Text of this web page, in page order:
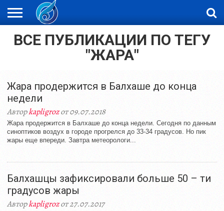
ЖАҢАЛЫҚТАР
НОВОСТИ
ВИДЕО
ФОТОРЕПОРТАЖИ
ОРКЕН
ВСЕ ПУБЛИКАЦИИ ПО ТЕГУ
"ЖАРА"
Жара продержится в Балхаше до конца
недели
Авторkapligrozот 09.07.2018
Жара продержится в Балхаше до конца недели. Сегодня по данным
синоптиков воздух в городе прогрелся до 33-34 градусов. Но пик
жары еще впереди. Завтра метеорологи...
Балхашцы зафиксировали больше 50 – ти
градусов жары
Авторkapligrozот 27.07.2017